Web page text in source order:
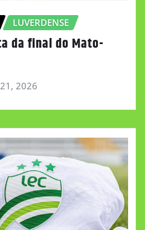
LUVERDENSE
da final do Mato-
2026